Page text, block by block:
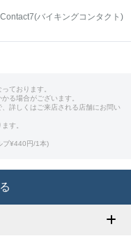
バイキングコンタクト)
ております。
る場合がございます。
詳しくはご来店される店舗にお問い
す。
ブ¥440円/1本)